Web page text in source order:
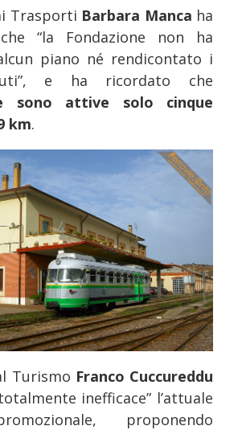
Trasporti Barbara Manca ha
“la Fondazione non ha
piano né rendicontato i
e ha ricordato che
sono attive solo cinque
km.
Turismo Franco Cuccureddu
inefficace” l’attuale
proponendo